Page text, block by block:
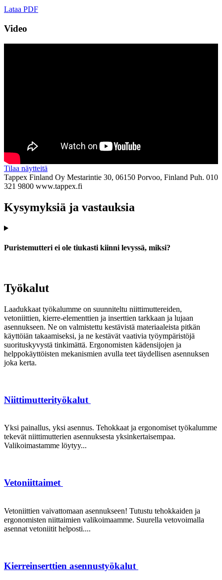
Lataa PDF
Video
Tilaa näytteitä
Tappex Finland Oy Mestarintie 30, 06150 Porvoo, Finland Puh. 010
321 9800 www.tappex.fi
Kysymyksiä ja vastauksia
Puristemutteri ei ole tiukasti kiinni levyssä, miksi?
Työkalut
Laadukkaat työkalumme on suunniteltu niittimuttereiden,
vetoniittien, kierre-elementtien ja inserttien tarkkaan ja lujaan
asennukseen. Ne on valmistettu kestävistä materiaaleista pitkän
käyttöiän takaamiseksi, ja ne kestävät vaativia työympäristöjä
suorituskyvystä tinkimättä. Ergonomisten kädensijojen ja
helppokäyttöisten mekanismien avulla teet täydellisen asennuksen
joka kerta.
Niittimutterityökalut
Yksi painallus, yksi asennus. Tehokkaat ja ergonomiset työkalumme
tekevät niittimutterien asennuksesta yksinkertaisempaa.
Valikoimastamme löytyy...
Vetoniittaimet
Vetoniittien vaivattomaan asennukseen! Tutustu tehokkaiden ja
ergonomisten niittaimien valikoimaamme. Suurella vetovoimalla
asennat vetoniitit helposti....
Kierreinserttien asennustyökalut